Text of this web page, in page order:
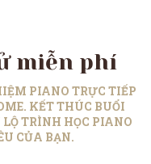
miễn phí
PIANO TRỰC TIẾP
KẾT THÚC BUỔI
TRÌNH HỌC PIANO
CỦA BẠN.